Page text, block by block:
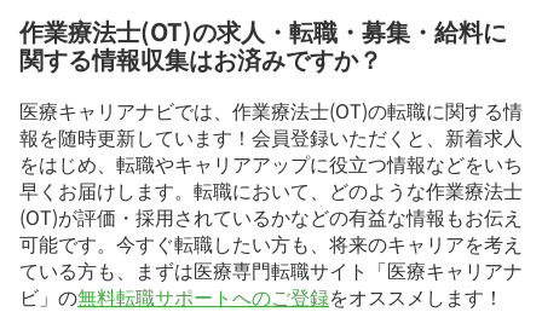
作業療法士(OT)の求人・転職・募集・給料に
関する情報収集はお済みですか？
医療キャリアナビでは、作業療法士(OT)の転職に関する情
報を随時更新しています！会員登録いただくと、新着求人
をはじめ、転職やキャリアアップに役立つ情報などをいち
早くお届けします。転職において、どのような作業療法士
(OT)が評価・採用されているかなどの有益な情報もお伝え
可能です。今すぐ転職したい方も、将来のキャリアを考え
ている方も、まずは医療専門転職サイト「医療キャリアナ
ビ」の無料転職サポートへのご登録をオススメします！